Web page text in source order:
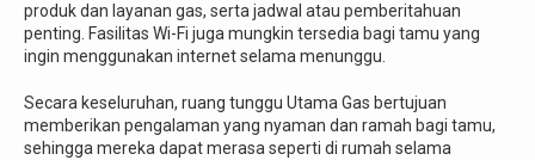
produk dan layanan gas, serta jadwal atau pemberitahuan
penting. Fasilitas Wi-Fi juga mungkin tersedia bagi tamu yang
ingin menggunakan internet selama menunggu.
Secara keseluruhan, ruang tunggu Utama Gas bertujuan
memberikan pengalaman yang nyaman dan ramah bagi tamu,
sehingga mereka dapat merasa seperti di rumah selama